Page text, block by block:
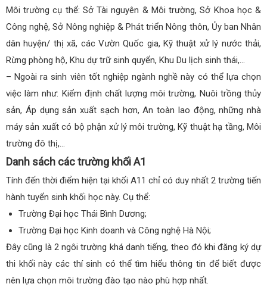
Môi trường cụ thể: Sở Tài nguyên & Môi trường, Sở Khoa học &
Công nghệ, Sở Nông nghiệp & Phát triển Nông thôn, Ủy ban Nhân
dân huyện/ thị xã, các Vườn Quốc gia, Kỹ thuật xử lý nước thải,
Rừng phòng hộ, Khu dự trữ sinh quyển, Khu Du lịch sinh thái,…
– Ngoài ra sinh viên tốt nghiệp ngành nghề này có thể lựa chọn
việc làm như: Kiểm định chất lượng môi trường, Nuôi trồng thủy
sản, Áp dụng sản xuất sạch hơn, An toàn lao động, những nhà
máy sản xuất có bộ phận xử lý môi trường, Kỹ thuật hạ tầng, Môi
trường đô thị,…
Danh sách các trường khối A1
Tính đến thời điểm hiện tại khối A11 chỉ có duy nhất 2 trường tiến
hành tuyển sinh khối học này. Cụ thể:
Trường Đại học Thái Bình Dương;
Trường Đại học Kinh doanh và Công nghệ Hà Nội;
Đây cũng là 2 ngôi trường khá danh tiếng, theo đó khi đăng ký dự
thi khối này các thí sinh có thể tìm hiểu thông tin để biết được
nên lựa chọn môi trường đào tạo nào phù hợp nhất.